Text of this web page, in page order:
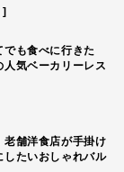
も食べに行きた
人気ベーカリーレス
老舗洋食店が手掛け
したいおしゃれバル